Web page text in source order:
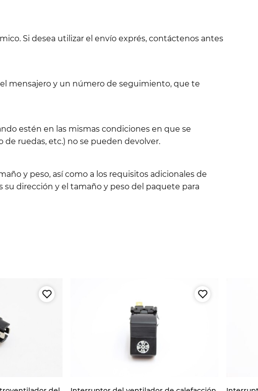
Si desea utilizar el envío exprés, contáctenos antes
mensajero y un número de seguimiento, que te
estén en las mismas condiciones en que se
ruedas, etc.) no se pueden devolver.
y peso, así como a los requisitos adicionales de
dirección y el tamaño y peso del paquete para